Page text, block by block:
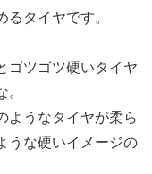
タイヤです。
ゴツゴツ硬いタイヤ
ようなタイヤが柔ら
うな硬いイメージの